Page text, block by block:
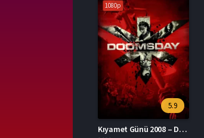
1080p
5.9
Kıyamet Günü 2008 – Doomsday 1080p Turkce Dublaj izle